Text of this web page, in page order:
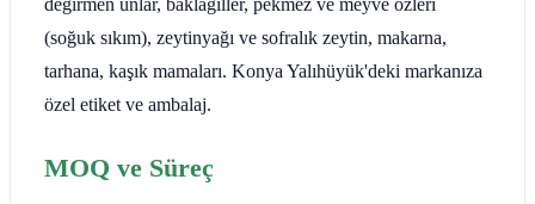
(soğuk sıkım), zeytinyağı ve sofralık zeytin, makarna,
tarhana, kaşık mamaları. Konya Yalıhüyük'deki markanıza
özel etiket ve ambalaj.
MOQ ve Süreç